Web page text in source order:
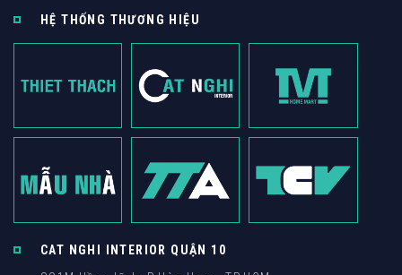
HỆ THỐNG THƯƠNG HIỆU
CAT NGHI INTERIOR QUẬN 10